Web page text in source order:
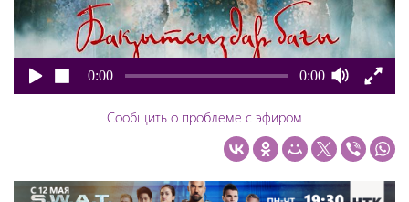
0:00 0:00
Сообщить о проблеме с эфиром